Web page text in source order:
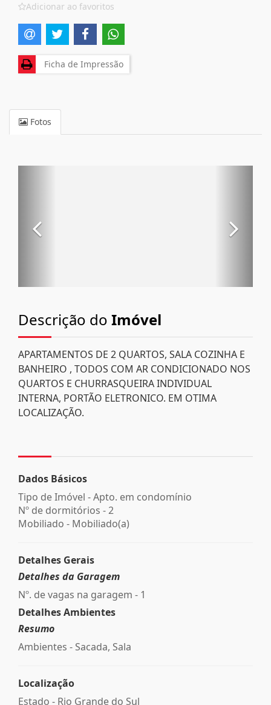
Adicionar ao favoritos
Ficha de Impressão
Fotos
Descrição do Imóvel
APARTAMENTOS DE 2 QUARTOS, SALA COZINHA E
BANHEIRO , TODOS COM AR CONDICIONADO NOS
QUARTOS E CHURRASQUEIRA INDIVIDUAL
INTERNA, PORTÃO ELETRONICO. EM OTIMA
LOCALIZAÇÃO.
Dados Básicos
Tipo de Imóvel - Apto. em condomínio
Nº de dormitórios - 2
Mobiliado - Mobiliado(a)
Detalhes Gerais
Detalhes da Garagem
Nº. de vagas na garagem - 1
Detalhes Ambientes
Resumo
Ambientes - Sacada, Sala
Localização
Estado - Rio Grande do Sul